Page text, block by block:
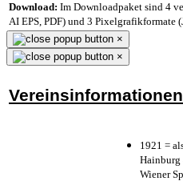
Download: Im Downloadpaket sind 4
AI EPS, PDF) und 3 Pixelgrafikformate
×
×
1921 =
Hainburg
Wiener